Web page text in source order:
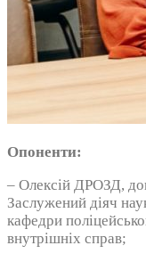
Опоненти:
– Олексій ДРОЗД,
Заслужений діяч
кафедри
внутрішніх справ;